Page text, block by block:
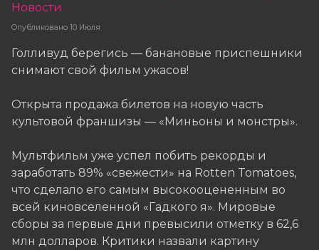
Опубликовано 10 Июля
Новости
Голливуд берегись — банановые приспешники
снимают свой фильм ужасов!
Открыта продажа билетов на новую часть
культовой франшизы — «Миньоны и монстры».
Мультфильм уже успел побить рекорды и
заработать 89% «свежести» на Rotten Tomatoes,
что сделало его самым высокооцененным во
всей киновселенной «Гадкого я». Мировые
сборы за первые дни превысили отметку в 62,6
млн долларов. Критики назвали картину